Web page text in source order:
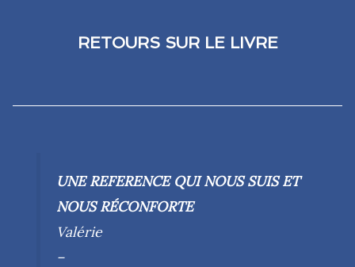
RETOURS SUR LE LIVRE
UNE REFERENCE QUI NOUS SUIS ET
NOUS RÉCONFORTE
Valérie
–